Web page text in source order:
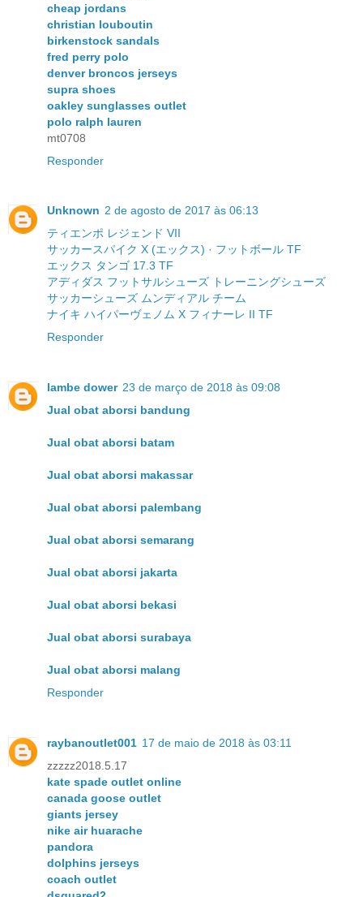
cheap jordans
christian louboutin
birkenstock sandals
fred perry polo
denver broncos jerseys
supra shoes
oakley sunglasses outlet
polo ralph lauren
mt0708
Responder
Unknown 2 de agosto de 2017 às 06:13
ティエンポ レジェンド VII
サッカースパイク X (エックス) · フットボール TF
エックス タンゴ 17.3 TF
アディダス フットサルシューズ トレーニングシューズ
サッカーシューズ ムンディアル チーム
ナイキ ハイパーヴェノム X フィナーレ II TF
Responder
lambe dower 23 de março de 2018 às 09:08
Jual obat aborsi bandung
Jual obat aborsi batam
Jual obat aborsi makassar
Jual obat aborsi palembang
Jual obat aborsi semarang
Jual obat aborsi jakarta
Jual obat aborsi bekasi
Jual obat aborsi surabaya
Jual obat aborsi malang
Responder
raybanoutlet001 17 de maio de 2018 às 03:11
zzzzz2018.5.17
kate spade outlet online
canada goose outlet
giants jersey
nike air huarache
pandora
dolphins jerseys
coach outlet